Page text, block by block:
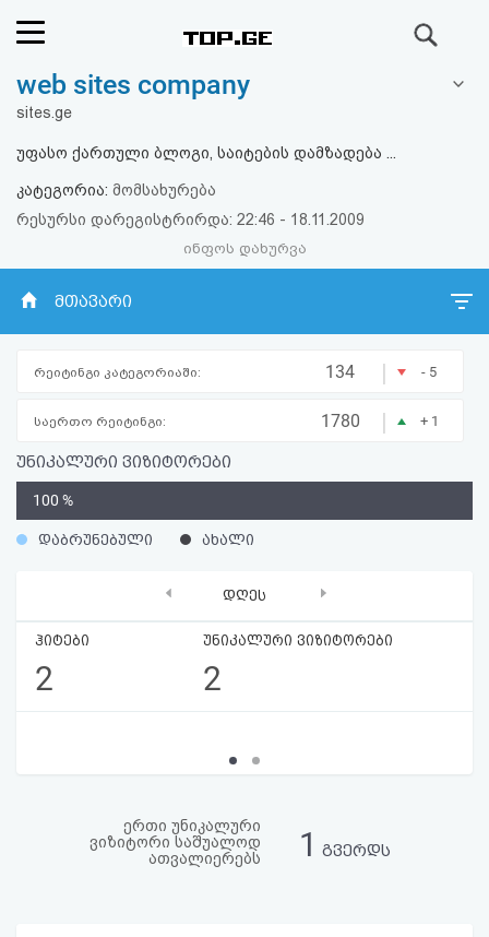
რეიტინგი
ფოსტა
პასუხი
პაროლის
აღდგენა
სალიცენზიო
web sites company
sites.ge
უფასო ქართული ბლოგი, საიტების დამზადება ...
კატეგორია: მომსახურება
რესურსი დარეგისტრირდა: 22:46 - 18.11.2009
ინფოს დახურვა
მთავარი
რეიტინგი კატეგორიაში: 134 | - 5
საერთო რეიტინგი: 1780 | + 1
უნიკალური ვიზიტორები
%
100 %
დაბრუნებული ახალი
დღეს
ჰიტები
2
უნიკალური ვიზიტორები
2
‹ ›
ერთი უნიკალური
ვიზიტორი საშუალოდ
ათვალიერებს
1 გვერდს